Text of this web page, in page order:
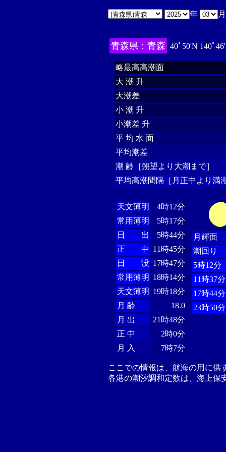
年 月
青森県：青森 40ﾟ50'N 140ﾟ
略最高高潮面
大 潮 升
大潮差
小 潮 升
小潮差 升
平 均 水 面
平均潮差
潮 齢［朔望より大潮まで］
平均高潮間隔［月正中より満潮
天文薄明
4時12分
常用薄明
5時17分
日 出
5時44分
正 中 11時45分
日 没 17時47分
常用薄明 18時14分
天文薄明 19時18分
月 齢
18.0
月 出
21時48分
正 中
2時0分
月 入
7時7分
月輝面
潮回り
5時12分
11時37分
17時44分
23時50分
ここでの情報は、航海の用に供
各港の潮汐調和定数は、海上保